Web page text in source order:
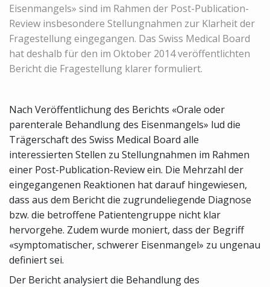
Eisenmangels» sind im Rahmen der Post-Publication-
Review insbesondere Stellungnahmen zur Klarheit der
Fragestellung eingegangen. Das Swiss Medical Board
hat deshalb für den im Oktober 2014 veröffentlichten
Bericht die Fragestellung klarer formuliert.
Nach Veröffentlichung des Berichts «Orale oder
parenterale Behandlung des Eisenmangels» lud die
Trägerschaft des Swiss Medical Board alle
interessierten Stellen zu Stellungnahmen im Rahmen
einer Post-Publication-Review ein. Die Mehrzahl der
eingegangenen Reaktionen hat darauf hingewiesen,
dass aus dem Bericht die zugrundeliegende Diagnose
bzw. die betroffene Patientengruppe nicht klar
hervorgehe. Zudem wurde moniert, dass der Begriff
«symptomatischer, schwerer Eisenmangel» zu ungenau
definiert sei.
Der Bericht analysiert die Behandlung des